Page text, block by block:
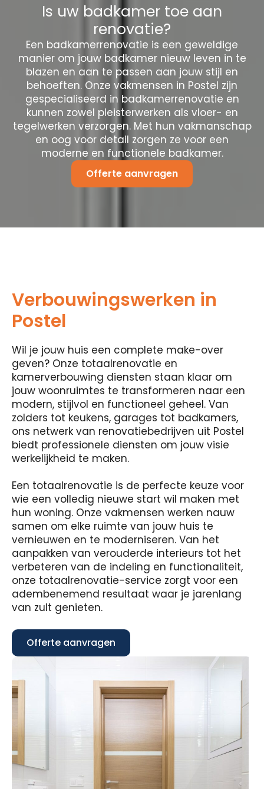
Is uw badkamer toe aan
renovatie?
Een badkamerrenovatie is een geweldige
manier om jouw badkamer nieuw leven in te
blazen en aan te passen aan jouw stijl en
behoeften. Onze vakmensen in Postel zijn
gespecialiseerd in badkamerrenovatie en
kunnen zowel pleisterwerken als vloer- en
tegelwerken verzorgen. Met hun vakmanschap
en oog voor detail zorgen ze voor een
moderne en functionele badkamer.
Offerte aanvragen
Verbouwingswerken in
Postel
Wil je jouw huis een complete make-over
geven? Onze totaalrenovatie en
kamerverbouwing diensten staan ​​klaar om
jouw woonruimtes te transformeren naar een
modern, stijlvol en functioneel geheel. Van
zolders tot keukens, garages tot badkamers,
ons netwerk van renovatiebedrijven uit Postel
biedt professionele diensten om jouw visie
werkelijkheid te maken.
Een totaalrenovatie is de perfecte keuze voor
wie een volledig nieuwe start wil maken met
hun woning. Onze vakmensen werken nauw
samen om elke ruimte van jouw huis te
vernieuwen en te moderniseren. Van het
aanpakken van verouderde interieurs tot het
verbeteren van de indeling en functionaliteit,
onze totaalrenovatie-service zorgt voor een
adembenemend resultaat waar je jarenlang
van zult genieten.
Offerte aanvragen